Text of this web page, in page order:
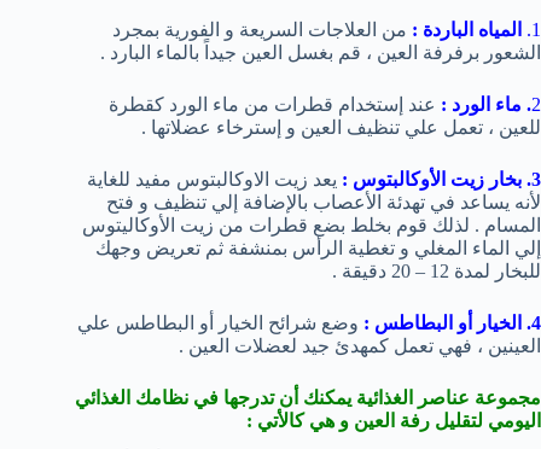
1. المياه الباردة : من العلاجات السريعة و الفورية بمجرد
الشعور برفرفة العين ، قم بغسل العين جيداً بالماء البارد .
2. ماء الورد : عند إستخدام قطرات من ماء الورد كقطرة
للعين ، تعمل علي تنظيف العين و إسترخاء عضلاتها .
3. بخار زيت الأوكالبتوس :
يعد زيت الاوكالبتوس مفيد للغاية
لأنه يساعد في تهدئة الأعصاب بالإضافة إلي تنظيف و فتح
المسام . لذلك قوم بخلط بضع قطرات من زيت الأوكاليتوس
إلي الماء المغلي و تغطية الرأس بمنشفة ثم تعريض وجهك
للبخار لمدة 12 – 20 دقيقة .
4. الخيار أو البطاطس :
وضع شرائح الخيار أو البطاطس علي
العينين ، فهي تعمل كمهدئ جيد لعضلات العين .
مجموعة عناصر الغذائية يمكنك أن تدرجها في نظامك الغذائي
اليومي لتقليل رفة العين و هي كالأتي :